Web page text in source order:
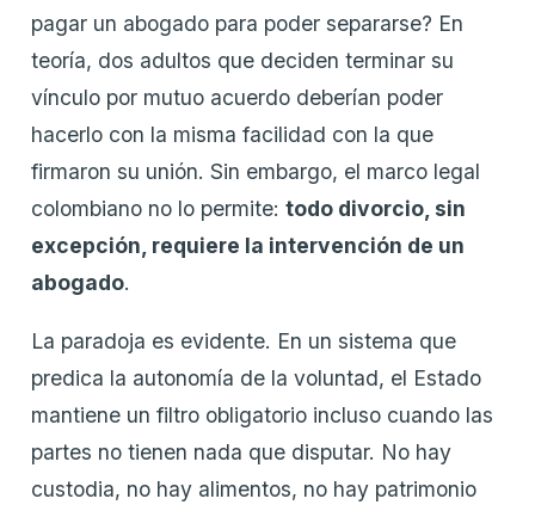
pagar un abogado para poder separarse? En
teoría, dos adultos que deciden terminar su
vínculo por mutuo acuerdo deberían poder
hacerlo con la misma facilidad con la que
firmaron su unión. Sin embargo, el marco legal
colombiano no lo permite: todo divorcio, sin
excepción, requiere la intervención de un
abogado.
La paradoja es evidente. En un sistema que
predica la autonomía de la voluntad, el Estado
mantiene un filtro obligatorio incluso cuando las
partes no tienen nada que disputar. No hay
custodia, no hay alimentos, no hay patrimonio